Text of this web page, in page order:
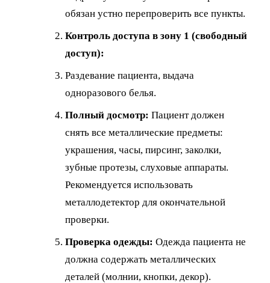
обязан устно перепроверить все пункты.
Контроль доступа в зону 1 (свободный
доступ):
Раздевание пациента, выдача
одноразового белья.
Полный досмотр: Пациент должен
снять все металлические предметы:
украшения, часы, пирсинг, заколки,
зубные протезы, слуховые аппараты.
Рекомендуется использовать
металлодетектор для окончательной
проверки.
Проверка одежды: Одежда пациента не
должна содержать металлических
деталей (молнии, кнопки, декор).